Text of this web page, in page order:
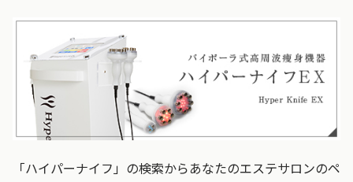
「ハイパーナイフ」の検索からあなたのエステサロンのペ